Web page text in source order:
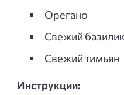
Орегано
Свежий базилик
Свежий тимьян
Инструкции: